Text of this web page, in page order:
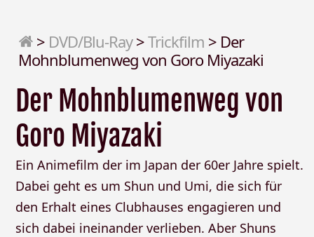
> DVD/Blu-Ray>Trickfilm > Der
Mohnblumenweg von Goro Miyazaki
Der Mohnblumenweg von
Goro Miyazaki
Ein Animefilm der im Japan der 60er Jahre spielt.
Dabei geht es um Shun und Umi, die sich für
den Erhalt eines Clubhauses engagieren und
sich dabei ineinander verlieben. Aber Shuns